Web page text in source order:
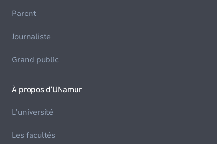
Parent
Journaliste
Grand public
À propos d'UNamur
L'université
Les facultés